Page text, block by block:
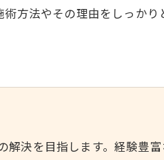
方法やその理由をしっかり
解決を目指します。経験豊